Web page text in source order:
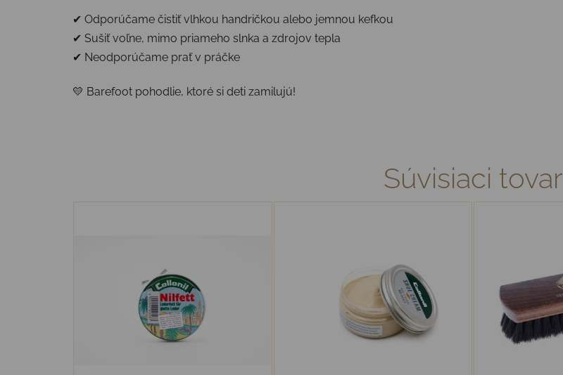
✔ Odporúčame čistiť vlhkou handričkou alebo jemnou kefkou
✔ Sušiť voľne, mimo priameho slnka a zdrojov tepla
✔ Neodporúčame prať v práčke
💛 Barefoot pohodlie, ktoré si deti zamilujú!
Súvisiaci tovar